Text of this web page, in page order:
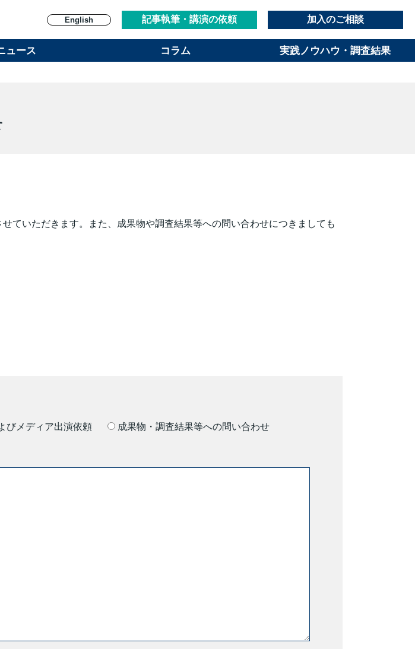
English 記事執筆・講演の依頼 加入のご相談
ュース コラム 実践ノウハウ・調査結果
ていただきます。また、成果物や調査結果等への問い合わせにつきましても
びメディア出演依頼
成果物・調査結果等への問い合わせ